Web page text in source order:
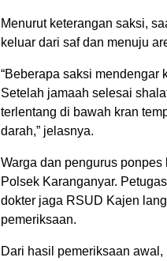
Menurut keterangan saksi,
keluar dari saf dan menuju
“Beberapa saksi mendengar
Setelah jamaah selesai
terlentang di bawah kran
darah,” jelasnya.
Warga dan pengurus
Polsek Karanganyar.
dokter jaga RSUD Kajen
pemeriksaan.
Dari hasil pemeriksaan